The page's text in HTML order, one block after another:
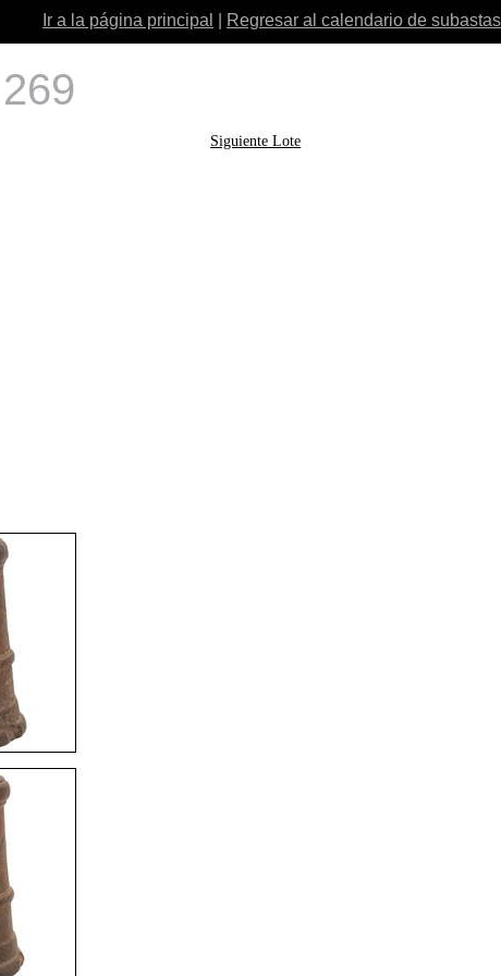
Ir a la página principal Regresar al calendario de subastas
Siguiente Lote